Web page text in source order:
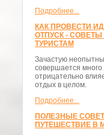
Подробнее...
КАК ПРОВЕСТИ
ОТПУСК -
ТУРИСТАМ
Зачастую
совершается много
отрицательно
отдых в целом.
Подробнее...
ПОЛЕЗНЫЕ
ПУТЕШЕСТВИЕ В